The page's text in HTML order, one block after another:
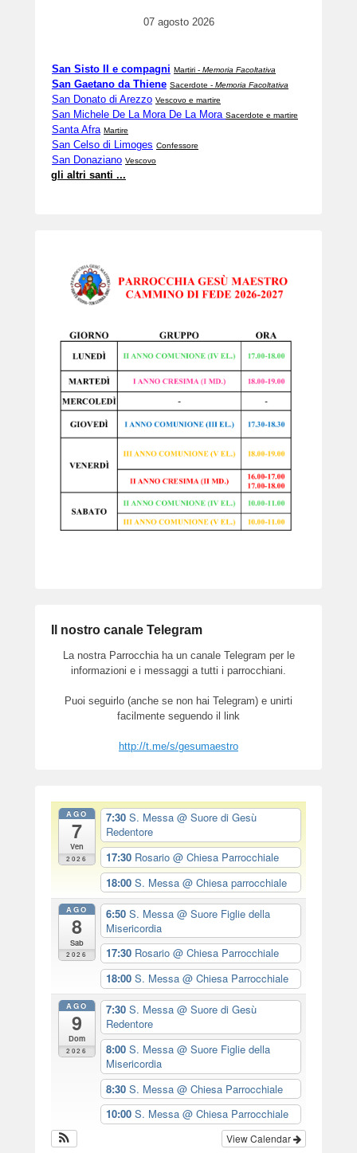
07 agosto 2026
San Sisto II e compagni Martiri - Memoria Facoltativa
San Gaetano da Thiene Sacerdote - Memoria Facoltativa
San Donato di Arezzo Vescovo e martire
San Michele De La Mora De La Mora Sacerdote e martire
Santa Afra Martire
San Celso di Limoges Confessore
San Donaziano Vescovo
gli altri santi ...
Il nostro canale Telegram
La nostra Parrocchia ha un canale Telegram per le
informazioni e i messaggi a tutti i parrocchiani.
Puoi seguirlo (anche se non hai Telegram) e unirti
facilmente seguendo il link
http://t.me/s/gesumaestro
AGO
7
Ven
2026
7:30 S. Messa @ Suore di Gesù
Redentore
17:30 Rosario @ Chiesa Parrocchiale
18:00 S. Messa @ Chiesa parrocchiale
AGO
8
Sab
2026
6:50 S. Messa @ Suore Figlie della
Misericordia
17:30 Rosario @ Chiesa Parrocchiale
18:00 S. Messa @ Chiesa Parrocchiale
AGO
9
Dom
2026
7:30 S. Messa @ Suore di Gesù
Redentore
8:00 S. Messa @ Suore Figlie della
Misericordia
8:30 S. Messa @ Chiesa Parrocchiale
10:00 S. Messa @ Chiesa Parrocchiale
View Calendar